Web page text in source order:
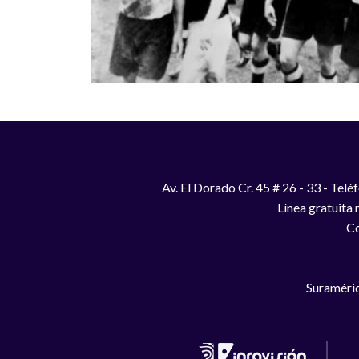
Av. El Dorado Cr. 45 # 26 - 33 -
Línea gratuita